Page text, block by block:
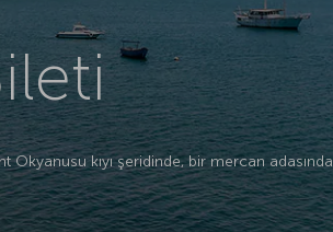
Okyanusu kıyı şeridinde, bir mercan